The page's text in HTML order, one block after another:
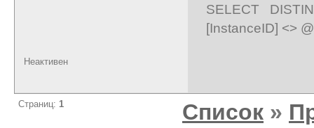
SELECT
[InstanceID] <>
Неактивен
Страниц: 1 Список »